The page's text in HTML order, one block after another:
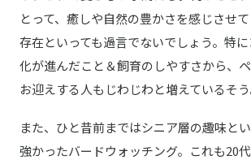
とって、癒しや自然の豊かさを感じさせ
存在といっても過言でないでしょう。特
化が進んだこと＆飼育のしやすさから、
お迎えする人もじわじわと増えているそう
また、ひと昔前まではシニア層の趣味と
強かったバードウォッチング。これも20